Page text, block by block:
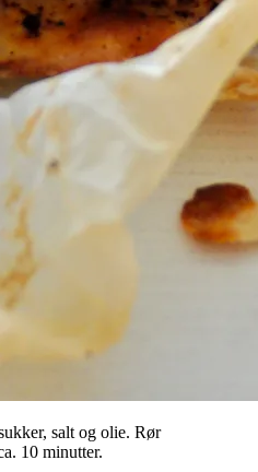
salt og olie. Rør
10 minutter.